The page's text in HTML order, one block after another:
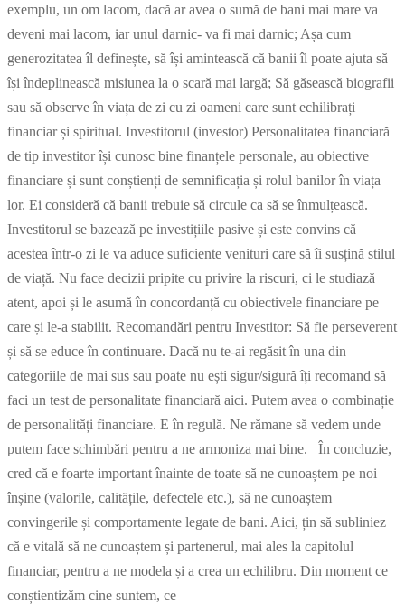
exemplu, un om lacom, dacă ar avea o sumă de bani mai mare va
deveni mai lacom, iar unul darnic- va fi mai darnic; Așa cum
generozitatea îl definește, să își amintească că banii îl poate ajuta să
își îndeplinească misiunea la o scară mai largă; Să găsească biografii
sau să observe în viața de zi cu zi oameni care sunt echilibrați
financiar și spiritual. Investitorul (investor) Personalitatea financiară
de tip investitor își cunosc bine finanțele personale, au obiective
financiare și sunt conștienți de semnificația și rolul banilor în viața
lor. Ei consideră că banii trebuie să circule ca să se înmulțească.
Investitorul se bazează pe investițiile pasive și este convins că
acestea într-o zi le va aduce suficiente venituri care să îi susțină stilul
de viață. Nu face decizii pripite cu privire la riscuri, ci le studiază
atent, apoi și le asumă în concordanță cu obiectivele financiare pe
care și le-a stabilit. Recomandări pentru Investitor: Să fie perseverent
și să se educe în continuare. Dacă nu te-ai regăsit în una din
categoriile de mai sus sau poate nu ești sigur/sigură îți recomand să
faci un test de personalitate financiară aici. Putem avea o combinație
de personalități financiare. E în regulă. Ne rămane să vedem unde
putem face schimbări pentru a ne armoniza mai bine. În concluzie,
cred că e foarte important înainte de toate să ne cunoaștem pe noi
înșine (valorile, calitățile, defectele etc.), să ne cunoaștem
convingerile și comportamente legate de bani. Aici, țin să subliniez
că e vitală să ne cunoaștem și partenerul, mai ales la capitolul
financiar, pentru a ne modela și a crea un echilibru. Din moment ce
conștientizăm cine suntem, ce